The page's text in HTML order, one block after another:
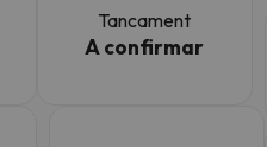
Tancament
A confirmar